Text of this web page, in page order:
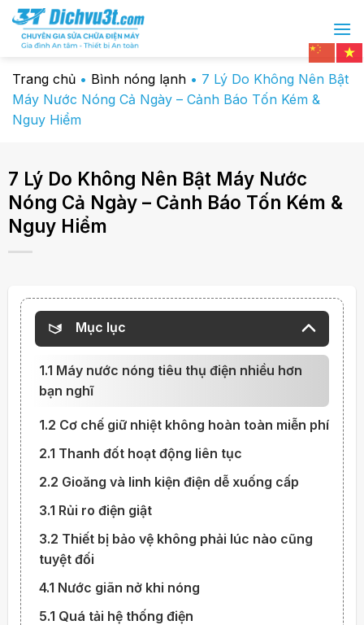
Chuyển
đến
dung
Trang chủ • Bình nóng lạnh • 7 Lý Do Không Nên Bật
Máy Nước Nóng Cả Ngày – Cảnh Báo Tốn Kém &
Nguy Hiểm
7 Lý Do Không Nên Bật Máy Nước
Nóng Cả Ngày – Cảnh Báo Tốn Kém &
Nguy Hiểm
Mục lục
1.1 Máy nước nóng tiêu thụ điện nhiều hơn
bạn nghĩ
1.2 Cơ chế giữ nhiệt không hoàn toàn miễn phí
2.1 Thanh đốt hoạt động liên tục
2.2 Gioăng và linh kiện điện dễ xuống cấp
3.1 Rủi ro điện giật
3.2 Thiết bị bảo vệ không phải lúc nào cũng
tuyệt đối
4.1 Nước giãn nở khi nóng
5.1 Quá tải hệ thống điện